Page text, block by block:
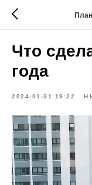
Что
года
2024-01-31 19:22